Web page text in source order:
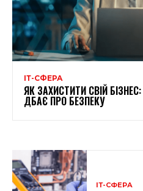
ІТ-СФЕРА
ЯК ЗАХИСТИТИ СВІЙ
ДБАЄ ПРО БЕЗПЕКУ
ІТ-СФЕРА